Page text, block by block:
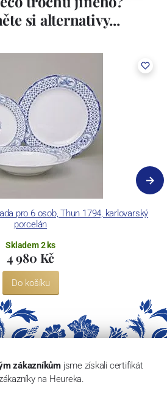
zakoupena společností Thun 1794 a.s.
a technologických zařízení. Závod je
pecí. Závod je schopen dekorovat své
dekoračních technik.
známku LC a Thun Hotel &
si alternativy...
pro 6 osob, Thun 1794, karlovarský
porcelán
Skladem 2 ks
4 980 Kč
Do košíku
zákazníkům jsme získali certifikát
na Heureka.